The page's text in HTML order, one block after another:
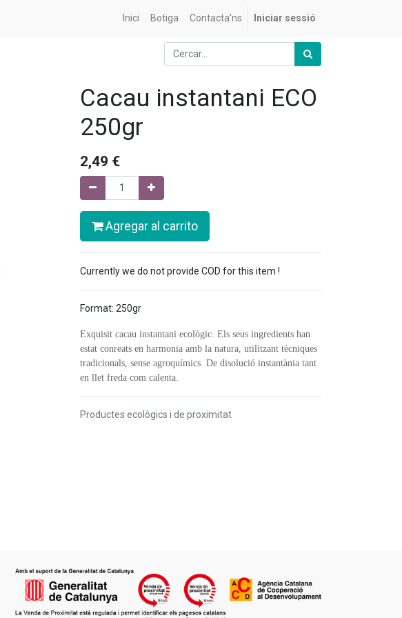
Inici Botiga Contacta'ns Iniciar sessió
Cacau instantani ECO
250gr
2,49 €
Agregar al carrito
Currently we do not provide COD for this item !
Format: 250gr
Exquisit cacau instantani ecològic. Els seus ingredients han
estat conreats en harmonia amb la natura, utilitzant tècniques
tradicionals, sense agroquímics. De disolució instantània tant
en llet freda com calenta.
Productes ecològics i de proximitat